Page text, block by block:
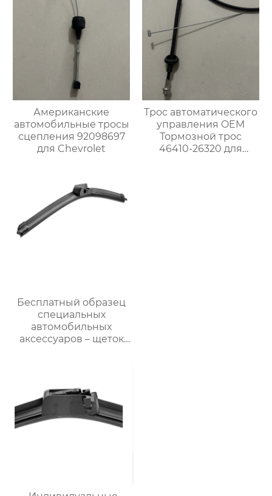
Американские
автомобильные тросы
сцепления 92098697
для Chevrolet
Трос автоматического
управления OEM
Тормозной трос
46410-26320 для
Бесплатный образец
специальных
автомобильных
аксессуаров – щеток